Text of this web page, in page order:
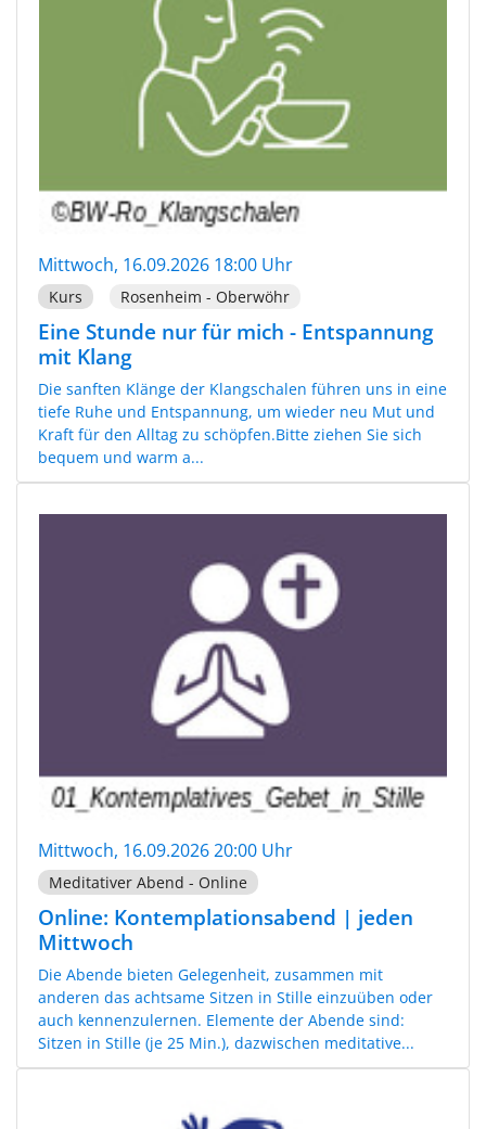
Mittwoch, 16.09.2026 18:00 Uhr
Kurs Rosenheim - Oberwöhr
Eine Stunde nur für mich - Entspannung
mit Klang
Die sanften Klänge der Klangschalen führen uns in eine
tiefe Ruhe und Entspannung, um wieder neu Mut und
Kraft für den Alltag zu schöpfen.Bitte ziehen Sie sich
bequem und warm a...
Mittwoch, 16.09.2026 20:00 Uhr
Meditativer Abend - Online
Online: Kontemplationsabend | jeden
Mittwoch
Die Abende bieten Gelegenheit, zusammen mit
anderen das achtsame Sitzen in Stille einzuüben oder
auch kennenzulernen. Elemente der Abende sind:
Sitzen in Stille (je 25 Min.), dazwischen meditative...